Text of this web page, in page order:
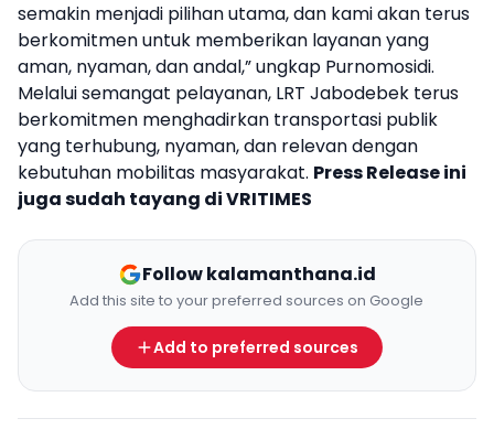
semakin menjadi pilihan utama, dan kami akan terus
berkomitmen untuk memberikan layanan yang
aman, nyaman, dan andal,” ungkap Purnomosidi.
Melalui semangat pelayanan, LRT Jabodebek terus
berkomitmen menghadirkan transportasi publik
yang terhubung, nyaman, dan relevan dengan
kebutuhan mobilitas masyarakat. Press Release ini
juga sudah tayang diVRITIMES
Follow kalamanthana.id
Add this site to your preferred sources on Google
Add to preferred sources